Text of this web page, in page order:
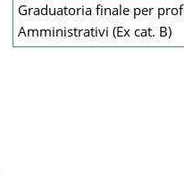
Graduatoria finale per
Amministrativi (Ex cat. B)